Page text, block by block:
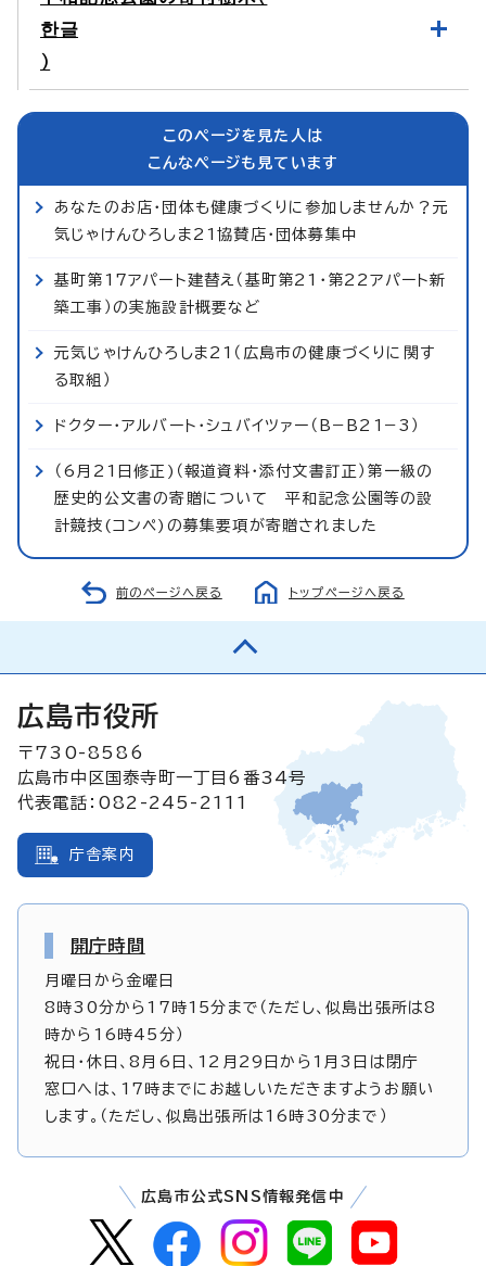
한글
）
このページを見た人は
こんなページも見ています
あなたのお店・団体も健康づくりに参加しませんか？元
気じゃけんひろしま21協賛店・団体募集中
基町第17アパート建替え（基町第21・第22アパート新
築工事）の実施設計概要など
元気じゃけんひろしま21（広島市の健康づくりに関す
る取組）
ドクター・アルバート・シュバイツァー（B−B21−3）
（6月21日修正)（報道資料・添付文書訂正）第一級の
歴史的公文書の寄贈について 平和記念公園等の設
計競技(コンペ)の募集要項が寄贈されました
前のページへ戻る トップページへ戻る
広島市役所
〒730-8586
広島市中区国泰寺町一丁目6番34号
代表電話：082-245-2111
庁舎案内
開庁時間
月曜日から金曜日
8時30分から17時15分まで（ただし、似島出張所は8
時から16時45分）
祝日・休日、8月6日、12月29日から1月3日は閉庁
窓口へは、17時までにお越しいただきますようお願い
します。（ただし、似島出張所は16時30分まで）
広島市公式SNS情報発信中